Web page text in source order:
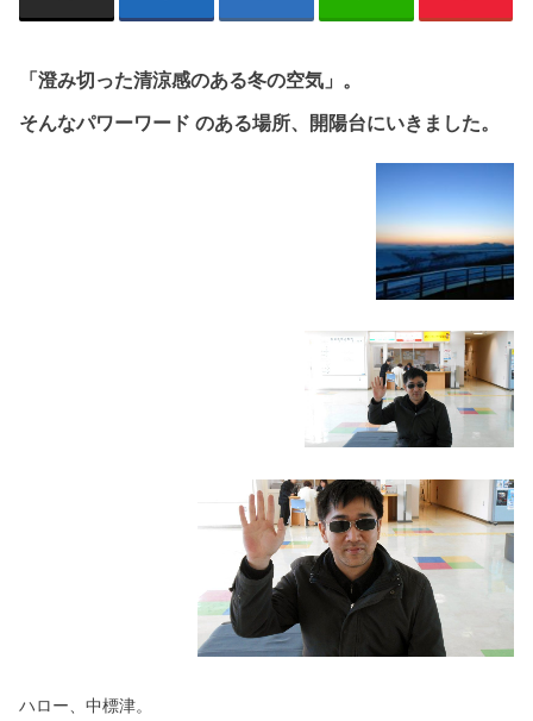
「澄み切った清涼感のある冬の空気」。
そんなパワーワード のある場所、開陽台にいきました。
ハロー、中標津。